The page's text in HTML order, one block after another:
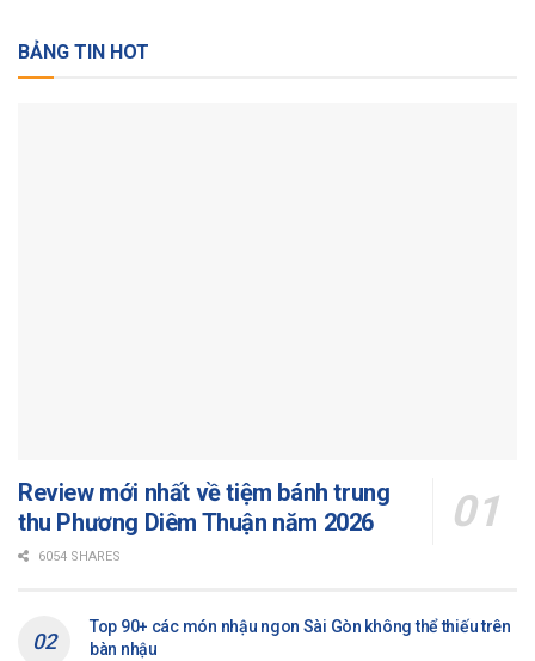
BẢNG TIN HOT
Review mới nhất về tiệm bánh trung
thu Phương Diêm Thuận năm 2026
6054 SHARES
Top 90+ các món nhậu ngon Sài Gòn không thể thiếu trên
bàn nhậu